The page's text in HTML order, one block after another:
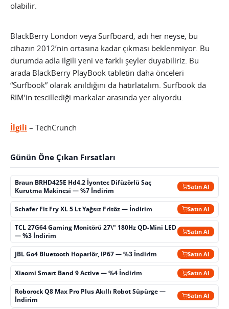
olabilir.
BlackBerry London veya Surfboard, adı her neyse, bu
cihazın 2012’nin ortasına kadar çıkması beklenmiyor. Bu
durumda adla ilgili yeni ve farklı şeyler duyabiliriz. Bu
arada BlackBerry PlayBook tabletin daha önceleri
“Surfbook” olarak anıldığını da hatırlatalım. Surfbook da
RIM’in tescillediği markalar arasında yer alıyordu.
İlgili – TechCrunch
Günün Öne Çıkan Fırsatları
Braun BRHD425E Hd4.2 İyontec Difüzörlü Saç
Kurutma Makinesi — %7 İndirim
Satın Al
Schafer Fit Fry XL 5 Lt Yağsız Fritöz — İndirim Satın Al
TCL 27G64 Gaming Monitörü 27\" 180Hz QD-Mini LED
— %3 İndirim
Satın Al
JBL Go4 Bluetooth Hoparlör, IP67 — %3 İndirim Satın Al
Xiaomi Smart Band 9 Active — %4 İndirim Satın Al
Roborock Q8 Max Pro Plus Akıllı Robot Süpürge —
İndirim
Satın Al